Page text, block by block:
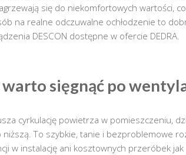
się do niekomfortowych wartości,
na realne odczuwalne ochłodzenie to
DESCON dostępne w ofercie DEDRA.
warto sięgnąć po
cyrkulację powietrza w pomieszczeniu,
To szybkie, tanie i bezproblemowe
w instalację ani kosztownych przeróbek